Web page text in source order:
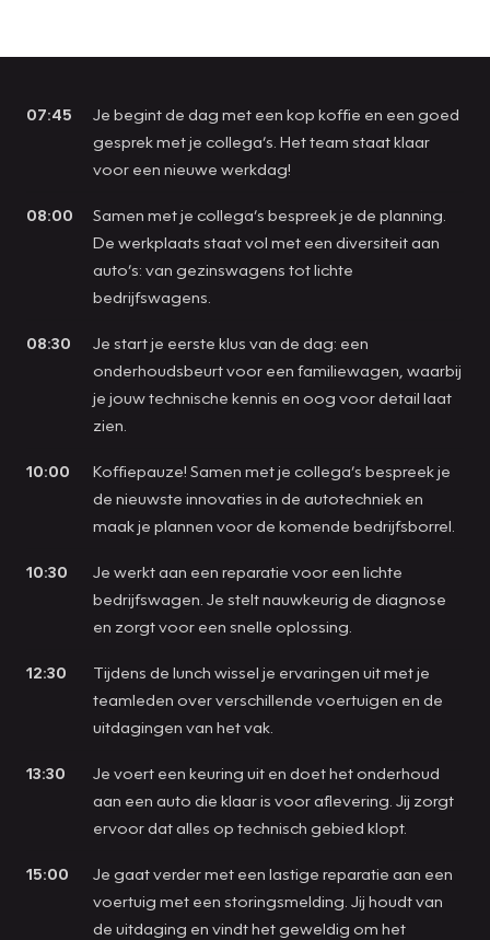
07:45
Je begint de dag met een kop koffie en een goed
gesprek met je collega’s. Het team staat klaar
voor een nieuwe werkdag!
08:00
Samen met je collega’s bespreek je de planning.
De werkplaats staat vol met een diversiteit aan
auto’s: van gezinswagens tot lichte
bedrijfswagens.
08:30
Je start je eerste klus van de dag: een
onderhoudsbeurt voor een familiewagen, waarbij
je jouw technische kennis en oog voor detail laat
zien.
10:00
Koffiepauze! Samen met je collega’s bespreek je
de nieuwste innovaties in de autotechniek en
maak je plannen voor de komende bedrijfsborrel.
10:30
Je werkt aan een reparatie voor een lichte
bedrijfswagen. Je stelt nauwkeurig de diagnose
en zorgt voor een snelle oplossing.
12:30
Tijdens de lunch wissel je ervaringen uit met je
teamleden over verschillende voertuigen en de
uitdagingen van het vak.
13:30
Je voert een keuring uit en doet het onderhoud
aan een auto die klaar is voor aflevering. Jij zorgt
ervoor dat alles op technisch gebied klopt.
15:00
Je gaat verder met een lastige reparatie aan een
voertuig met een storingsmelding. Jij houdt van
de uitdaging en vindt het geweldig om het